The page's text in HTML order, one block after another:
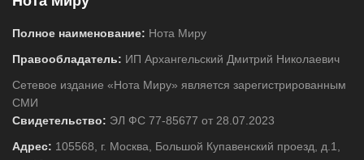
Полное наименование: Нота Миру
Правообладатель: ИП Архангельский Дмитрий Николаевич
Сетевое издание «Нота Миру» является зарегистрированным
СМИ
Свидетельство: ЭЛ ФС 77-85677 от 28.07.2023
Адрес: 105568, г. Москва, Большой Купавенский проезд, д.1,